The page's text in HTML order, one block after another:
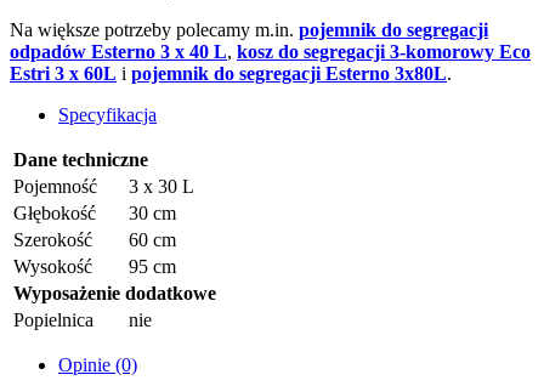
Na większe potrzeby polecamy m.in. pojemnik do segregacji
odpadów Esterno 3 x 40 L, kosz do segregacji 3-komorowy Eco
Estri 3 x 60L i pojemnik do segregacji Esterno 3x80L.
Specyfikacja
Dane techniczne
Pojemność
3 x 30 L
Głębokość
30 cm
Szerokość
60 cm
Wysokość
95 cm
Wyposażenie dodatkowe
Popielnica
nie
Opinie (0)